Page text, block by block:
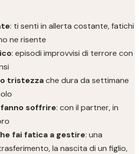
: ti senti in allerta costante, fatichi
ne risente
: episodi improvvisi di terrore con
tristezzache dura da settimane
soffrire: con il partner, in
fai fatica a gestire: una
la nascita di un figlio,